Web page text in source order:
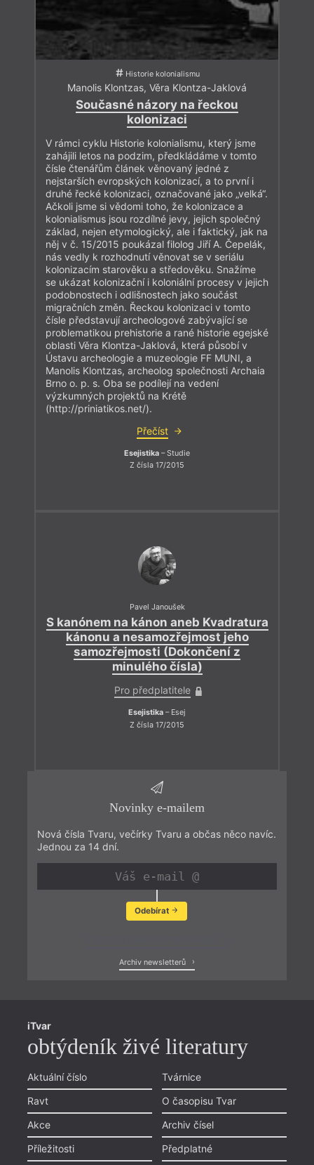
Historie kolonialismu
Manolis Klontzas, Věra Klontza-Jaklová
Současné názory na řeckou
kolonizaci
V rámci cyklu Historie kolonialismu, který jsme
zahájili letos na podzim, předkládáme v tomto
čísle čtenářům článek věnovaný jedné z
nejstarších evropských kolonizací, a to první i
druhé řecké kolonizaci, označované jako „velká“.
Ačkoli jsme si vědomi toho, že kolonizace a
kolonialismus jsou rozdílné jevy, jejich společný
základ, nejen etymologický, ale i faktický, jak na
něj v č. 15/2015 poukázal filolog Jiří A. Čepelák,
nás vedly k rozhodnutí věnovat se v seriálu
kolonizacím starověku a středověku. Snažíme
se ukázat kolonizační i koloniální procesy v jejich
podobnostech i odlišnostech jako součást
migračních změn. Řeckou kolonizaci v tomto
čísle představují archeologové zabývající se
problematikou prehistorie a rané historie egejské
oblasti Věra Klontza-Jaklová, která působí v
Ústavu archeologie a muzeologie FF MUNI, a
Manolis Klontzas, archeolog společnosti Archaia
Brno o. p. s. Oba se podílejí na vedení
výzkumných projektů na Krétě
(http://priniatikos.net/).
Přečíst
Esejistika – Studie
Z čísla 17/2015
Pavel Janoušek
S kanónem na kánon aneb Kvadratura
kánonu a nesamozřejmost jeho
samozřejmosti (Dokončení z
minulého čísla)
Pro předplatitele
Esejistika – Esej
Z čísla 17/2015
Novinky e-mailem
Nová čísla Tvaru, večírky Tvaru a občas něco navíc.
Jednou za 14 dní.
Odebírat
Archiv newsletterů
iTvar
obtýdeník živé literatury
Aktuální číslo
Ravt
Akce
Příležitosti
Tvárnice
O časopisu Tvar
Archiv čísel
Předplatné